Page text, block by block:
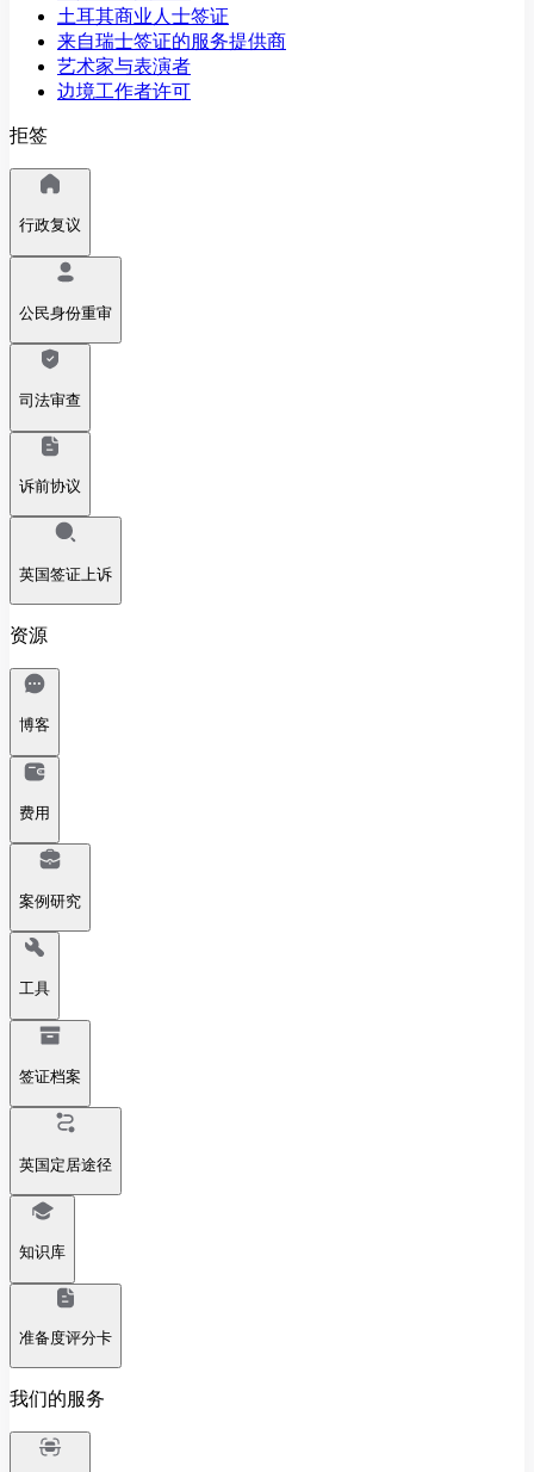
土耳其商业人士签证
来自瑞士签证的服务提供商
艺术家与表演者
边境工作者许可
拒签
行政复议
公民身份重审
司法审查
诉前协议
英国签证上诉
资源
博客
费用
案例研究
工具
签证档案
英国定居途径
知识库
准备度评分卡
我们的服务